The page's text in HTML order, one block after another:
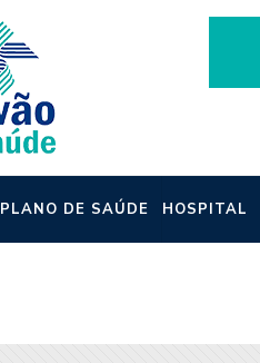
PLANO DE SAÚDE HOSPITAL